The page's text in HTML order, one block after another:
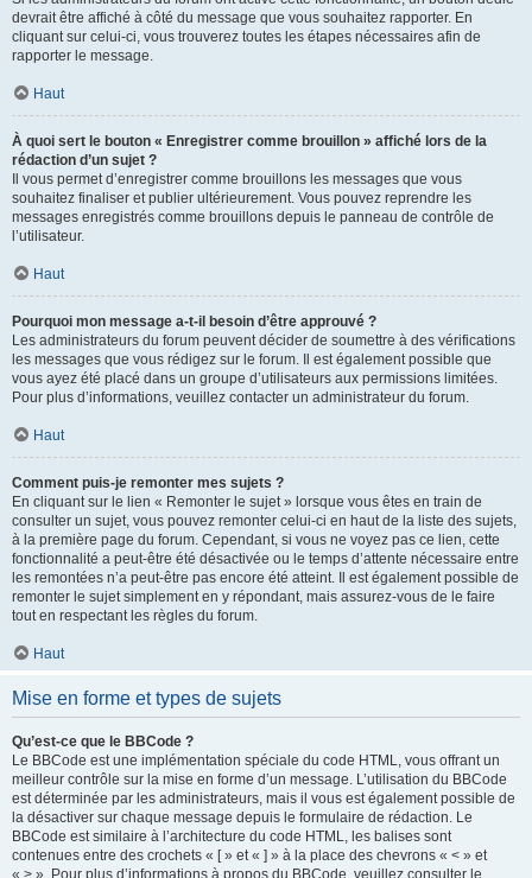
devrait être affiché à côté du message que vous souhaitez rapporter. En
cliquant sur celui-ci, vous trouverez toutes les étapes nécessaires afin de
rapporter le message.
Haut
À quoi sert le bouton « Enregistrer comme brouillon » affiché lors de la
rédaction d’un sujet ?
Il vous permet d’enregistrer comme brouillons les messages que vous
souhaitez finaliser et publier ultérieurement. Vous pouvez reprendre les
messages enregistrés comme brouillons depuis le panneau de contrôle de
l’utilisateur.
Haut
Pourquoi mon message a-t-il besoin d’être approuvé ?
Les administrateurs du forum peuvent décider de soumettre à des vérifications
les messages que vous rédigez sur le forum. Il est également possible que
vous ayez été placé dans un groupe d’utilisateurs aux permissions limitées.
Pour plus d’informations, veuillez contacter un administrateur du forum.
Haut
Comment puis-je remonter mes sujets ?
En cliquant sur le lien « Remonter le sujet » lorsque vous êtes en train de
consulter un sujet, vous pouvez remonter celui-ci en haut de la liste des sujets,
à la première page du forum. Cependant, si vous ne voyez pas ce lien, cette
fonctionnalité a peut-être été désactivée ou le temps d’attente nécessaire entre
les remontées n’a peut-être pas encore été atteint. Il est également possible de
remonter le sujet simplement en y répondant, mais assurez-vous de le faire
tout en respectant les règles du forum.
Haut
Mise en forme et types de sujets
Qu’est-ce que le BBCode ?
Le BBCode est une implémentation spéciale du code HTML, vous offrant un
meilleur contrôle sur la mise en forme d’un message. L’utilisation du BBCode
est déterminée par les administrateurs, mais il vous est également possible de
la désactiver sur chaque message depuis le formulaire de rédaction. Le
BBCode est similaire à l’architecture du code HTML, les balises sont
contenues entre des crochets « [ » et « ] » à la place des chevrons « < » et
« > ». Pour plus d’informations à propos du BBCode, veuillez consulter le